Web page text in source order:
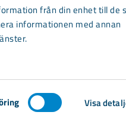
från din enhet till de
informationen med annan
Visa
Underhåll
Lägenhetshotell